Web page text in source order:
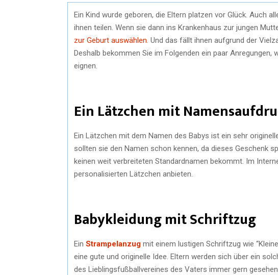
Ein Kind wurde geboren, die Eltern platzen vor Glück. Auch
ihnen teilen. Wenn sie dann ins Krankenhaus zur jungen
zur Geburt auswählen . Und das fällt ihnen aufgrund der
Deshalb bekommen Sie im Folgenden ein paar
eignen.
Ein Lätzchen mit
Ein Lätzchen mit dem Namen des Babys ist ein sehr
sollten sie den Namen schon kennen, da dieses Geschenk
keinen weit verbreiteten Standardnamen bekommt. Im
personalisierten Lätzchen anbieten.
Babykleidung mit Schriftzug
Ein Strampelanzug mit einem lustigen Schriftzug wie
eine gute und originelle Idee. Eltern werden sich über ein
des Lieblingsfußballvereines des Vaters immer gern gesehen.